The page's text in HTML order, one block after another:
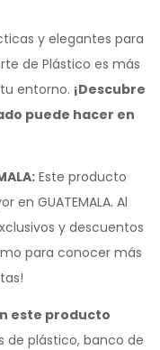
y elegantes para
de Plástico es más
entorno. ¡Descubre
puede hacer en
Este producto
GUATEMALA. Al
y descuentos
para conocer más
este producto
de plástico, banco de